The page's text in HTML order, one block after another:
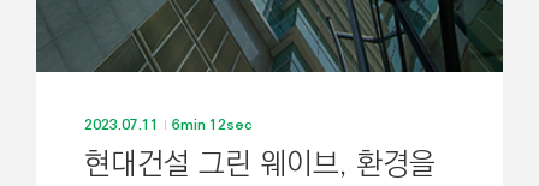
2023.07.11 6min 12sec
현대건설 그린 웨이브, 환경을